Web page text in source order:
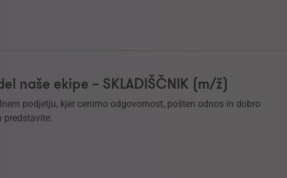
naše ekipe – SKLADIŠČNIK (m/ž)
podjetju, kjer cenimo odgovornost, pošten odnos in dobro
predstavite.